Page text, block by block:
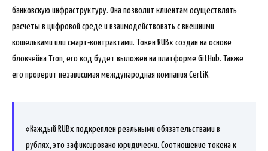
банковскую инфраструктуру. Она позволит клиентам осуществлять
расчеты в цифровой среде и взаимодействовать с внешними
кошельками или смарт-контрактами. Токен RUBx создан на основе
блокчейна Tron, его код будет выложен на платформе GitHub. Также
его проверит независимая международная компания CertiK.
«Каждый RUBx подкреплен реальными обязательствами в
рублях, это зафиксировано юридически. Соотношение токена к